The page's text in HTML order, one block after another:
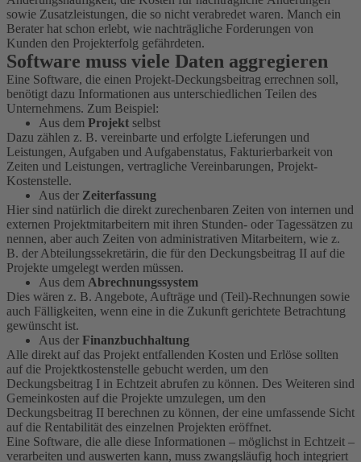
sowie Zusatzleistungen, die so nicht verabredet waren. Manch ein
Berater hat schon erlebt, wie nachträgliche Forderungen von
Kunden den Projekterfolg gefährdeten.
Software muss viele Daten aggregieren
Eine Software, die einen Projekt-Deckungsbeitrag errechnen soll,
benötigt dazu Informationen aus unterschiedlichen Teilen des
Unternehmens. Zum Beispiel:
Aus dem Projekt selbst
Dazu zählen z. B. vereinbarte und erfolgte Lieferungen und
Leistungen, Aufgaben und Aufgabenstatus, Fakturierbarkeit von
Zeiten und Leistungen, vertragliche Vereinbarungen, Projekt-
Kostenstelle.
Aus der Zeiterfassung
Hier sind natürlich die direkt zurechenbaren Zeiten von internen und
externen Projektmitarbeitern mit ihren Stunden- oder Tagessätzen zu
nennen, aber auch Zeiten von administrativen Mitarbeitern, wie z.
B. der Abteilungssekretärin, die für den Deckungsbeitrag II auf die
Projekte umgelegt werden müssen.
Aus dem Abrechnungssystem
Dies wären z. B. Angebote, Aufträge und (Teil)-Rechnungen sowie
auch Fälligkeiten, wenn eine in die Zukunft gerichtete Betrachtung
gewünscht ist.
Aus der Finanzbuchhaltung
Alle direkt auf das Projekt entfallenden Kosten und Erlöse sollten
auf die Projektkostenstelle gebucht werden, um den
Deckungsbeitrag I in Echtzeit abrufen zu können. Des Weiteren sind
Gemeinkosten auf die Projekte umzulegen, um den
Deckungsbeitrag II berechnen zu können, der eine umfassende Sicht
auf die Rentabilität des einzelnen Projekten eröffnet.
Eine Software, die alle diese Informationen – möglichst in Echtzeit –
verarbeiten und auswerten kann, muss zwangsläufig hoch integriert